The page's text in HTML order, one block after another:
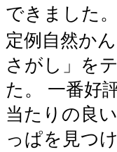
できました
定例自然か
さがし」を
た。 一番好
当たりの良
っぱを見つ